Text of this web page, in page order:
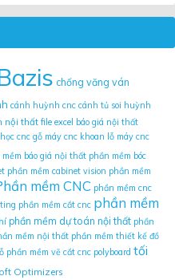
chống văng ván
cánh huỳnh cnc cánh tủ soi huỳnh
nội thất file excel báo giá nội thất
cnc gỗ máy cnc khoan lỗ máy cnc
mềm báo giá nội thất phần mềm bóc
phần mềm cabinet vision phần mềm
mềm CNC phần mềm cnc
phần mềm cắt cnc phần mềm
phần mềm dự toán nội thất phần
mềm nội thất phần mềm thiết kế đồ
phần mềm vẽ cắt cnc polyboard tối
Optimizers